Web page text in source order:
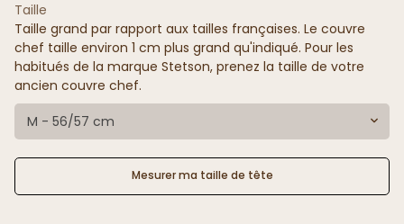
Taille
Taille grand par rapport aux tailles françaises. Le couvre
chef taille environ 1 cm plus grand qu'indiqué. Pour les
habitués de la marque Stetson, prenez la taille de votre
ancien couvre chef.
M - 56/57 cm
Mesurer ma taille de tête